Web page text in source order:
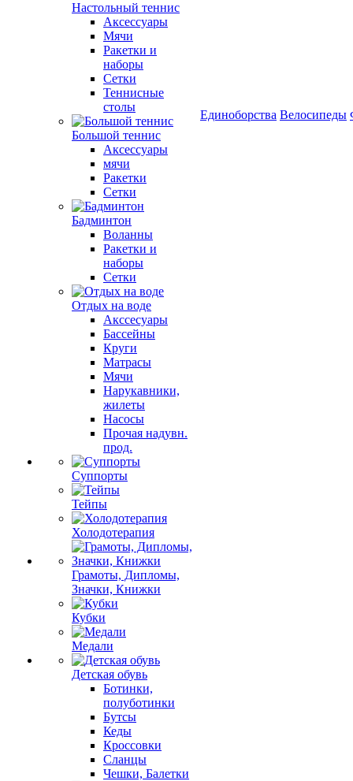
Настольный теннис
Аксессуары
Мячи
Ракетки и
наборы
Сетки
Теннисные
столы
Большой теннис
Аксессуары
мячи
Ракетки
Сетки
Бадминтон
Воланны
Ракетки и
наборы
Сетки
Отдых на воде
Акссесуары
Бассейны
Круги
Матрасы
Мячи
Нарукавники,
жилеты
Насосы
Прочая надувн.
прод.
Суппорты
Тейпы
Холодотерапия
Грамоты, Дипломы,
Значки, Книжки
Кубки
Медали
Детская обувь
Ботинки,
полуботинки
Бутсы
Кеды
Кроссовки
Сланцы
Чешки, Балетки
Единоборства Велосипеды